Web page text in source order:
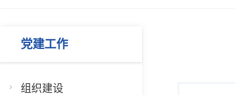
党建工作
组织建设